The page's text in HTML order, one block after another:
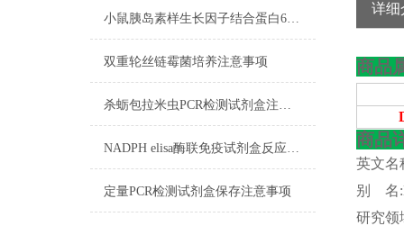
小鼠胰岛素样生长因子结合蛋白6ELISA试剂盒注意事项
双重轮丝链霉菌培养​注意事项
杀蛎包拉米虫PCR检测试剂盒注意事项
NADPH elisa酶联免疫试剂盒反应步骤
定量PCR检测试剂盒保存注意事项
详细
商品
商品
英文名
别
名
研究领